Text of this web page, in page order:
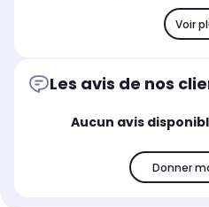
Voir
Les avis de nos
Aucun avis
Donner